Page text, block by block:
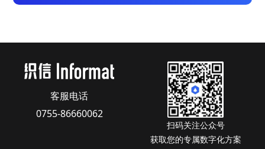
客服电话
0755-86660062
扫码关注公众号
获取您的专属数字化方案